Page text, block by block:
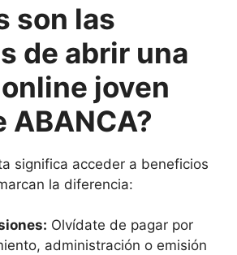
son las
de abrir una
joven
ABANCA?
significa acceder a beneficios
la diferencia:
Olvídate de pagar por
administración o emisión